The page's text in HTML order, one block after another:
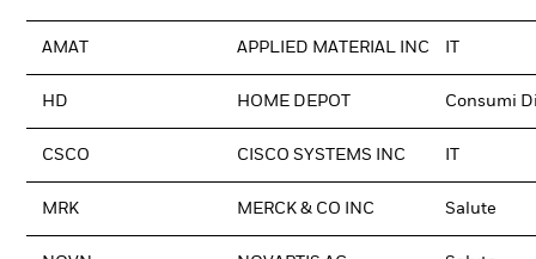
AMAT APPLIED MATERIAL INC
HD HOME DEPOT Consumi
CSCO CISCO SYSTEMS INC
MRK MERCK & CO INC Salute